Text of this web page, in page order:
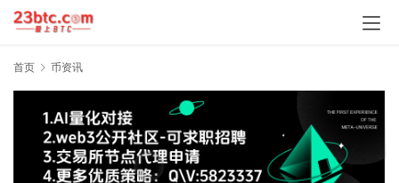
首页 币资讯